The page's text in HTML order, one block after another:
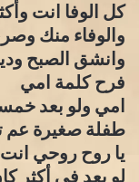
كل الوفا انت
والوفاء منك
وانشق الصبح
فرح كلمة امي
امي ولو بعد
طفلة صغيرة عم
يا روح روحي انت
لو بعد في أكثر